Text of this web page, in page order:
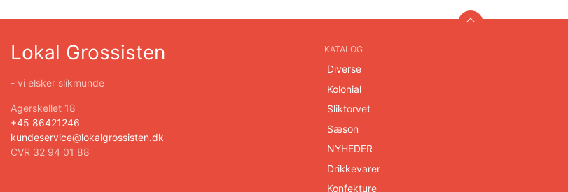
Lokal Grossisten
- vi elsker slikmunde
Agerskellet 18
+45 86421246
kundeservice@lokalgrossisten.dk
CVR 32 94 01 88
KATALOG
Diverse
Kolonial
Sliktorvet
Sæson
NYHEDER
Drikkevarer
Konfekture